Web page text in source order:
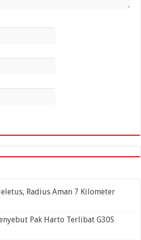
Radius Aman 7 Kilometer
Pak Harto Terlibat G30S